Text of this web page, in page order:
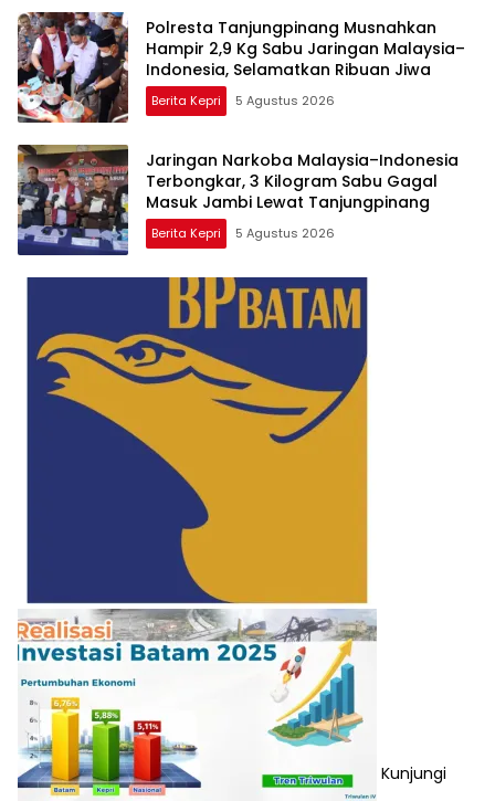
Polresta Tanjungpinang Musnahkan
Hampir 2,9 Kg Sabu Jaringan Malaysia–
Indonesia, Selamatkan Ribuan Jiwa
Berita Kepri 5 Agustus 2026
Jaringan Narkoba Malaysia–Indonesia
Terbongkar, 3 Kilogram Sabu Gagal
Masuk Jambi Lewat Tanjungpinang
Berita Kepri 5 Agustus 2026
Kunjungi